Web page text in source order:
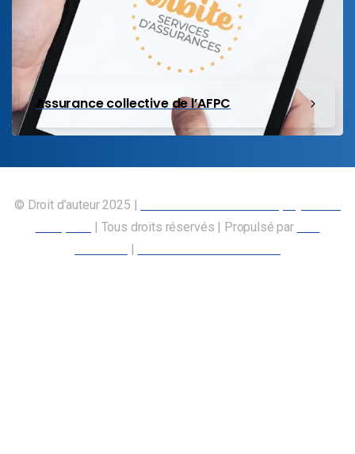
Assurance collective de l’AFPC
© Droit d’auteur 2025 |
| Tous droits réservés | Propulsé par